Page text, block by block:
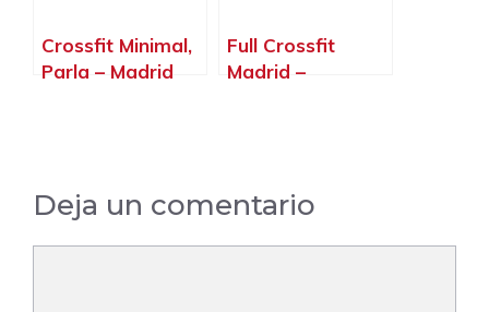
Crossfit Minimal,
Parla – Madrid
Full Crossfit
Madrid –
Deja un comentario